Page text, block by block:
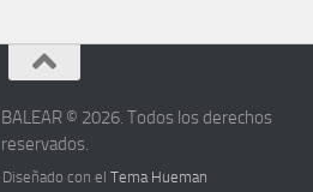
BALEAR © 2026. Todos los derechos
reservados.
con elTema Hueman